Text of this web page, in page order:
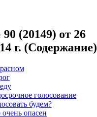
(20149) от 26
г. (Содержание)
голосование
будем?
опасен